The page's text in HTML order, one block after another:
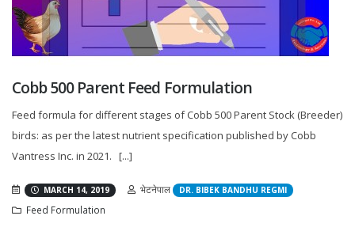
Cobb 500 Parent Feed Formulation
Feed formula for different stages of Cobb 500 Parent Stock (Breeder)
birds: as per the latest nutrient specification published by Cobb
Vantress Inc. in 2021. [...]
MARCH 14, 2019 भेटनेपाल DR. BIBEK BANDHU REGMI
Feed Formulation